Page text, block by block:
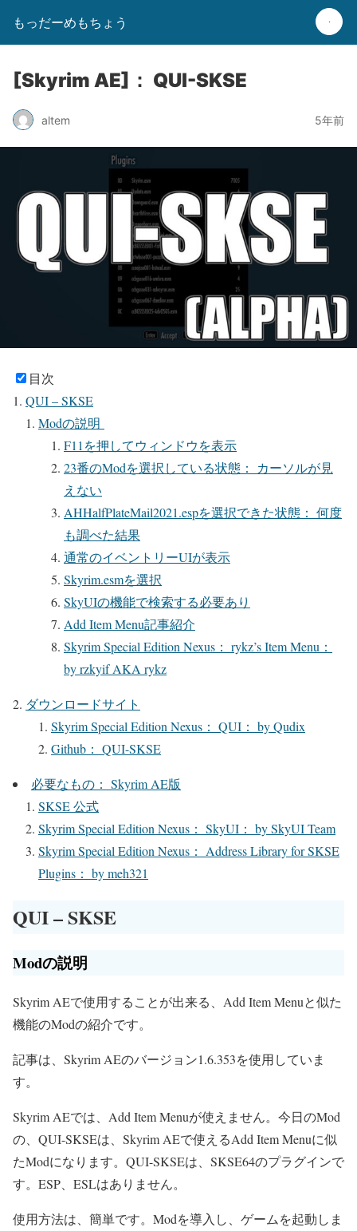
もっだーめもちょう
[Skyrim AE]： QUI-SKSE
altem 5年前
目次
QUI – SKSE
Modの説明
F11を押してウィンドウを表示
23番のModを選択している状態： カーソルが見
えない
AHHalfPlateMail2021.espを選択できた状態： 何度
も調べた結果
通常のイベントリーUIが表示
Skyrim.esmを選択
SkyUIの機能で検索する必要あり
Add Item Menu記事紹介
Skyrim Special Edition Nexus： rykz’s Item Menu：
by rzkyif AKA rykz
ダウンロードサイト
Skyrim Special Edition Nexus： QUI： by Qudix
Github： QUI-SKSE
必要なもの： Skyrim AE版
SKSE 公式
Skyrim Special Edition Nexus： SkyUI： by SkyUI Team
Skyrim Special Edition Nexus： Address Library for SKSE
Plugins： by meh321
QUI – SKSE
Modの説明
Skyrim AEで使用することが出来る、Add Item Menuと似た
機能のModの紹介です。
記事は、Skyrim AEのバージョン1.6.353を使用していま
す。
Skyrim AEでは、Add Item Menuが使えません。今日のMod
の、QUI-SKSEは、Skyrim AEで使えるAdd Item Menuに似
たModになります。QUI-SKSEは、SKSE64のプラグインで
す。ESP、ESLはありません。
使用方法は、簡単です。Modを導入し、ゲームを起動しま